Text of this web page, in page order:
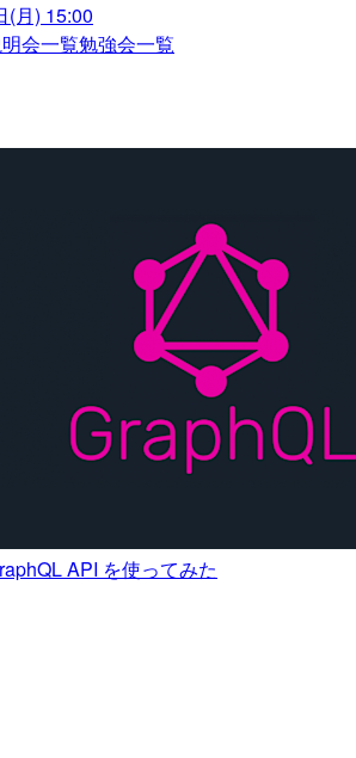
(月) 15:00
会一覧勉強会一覧
API を使ってみた